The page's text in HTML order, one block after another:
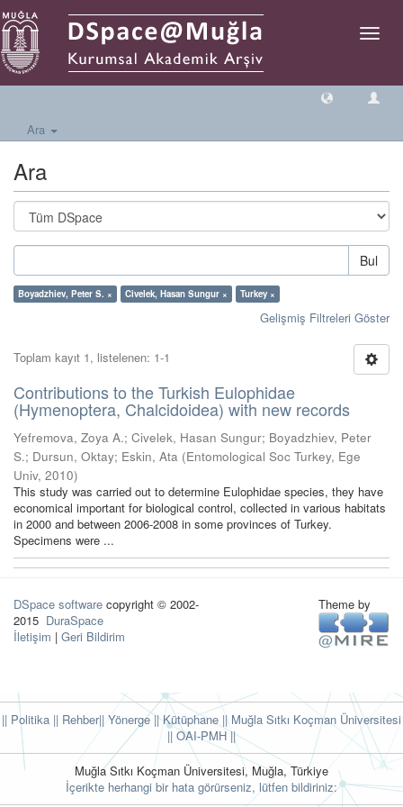
Geçiş
Ara
Ara
Bul
Boyadzhiev, Peter S. × Civelek, Hasan Sungur × Turkey ×
Gelişmiş Filtreleri Göster
Toplam kayıt 1, listelenen: 1-1
Contributions to the Turkish Eulophidae
(Hymenoptera, Chalcidoidea) with new records
Yefremova, Zoya A.; Civelek, Hasan Sungur; Boyadzhiev, Peter
S.; Dursun, Oktay; Eskin, Ata (Entomological Soc Turkey, Ege
Univ, 2010)
This study was carried out to determine Eulophidae species, they have
economical important for biological control, collected in various habitats
in 2000 and between 2006-2008 in some provinces of Turkey.
Specimens were ...
DSpace software copyright © 2002-
2015 DuraSpace
İletişim | Geri Bildirim
Theme by
|| Politika || Rehber|| Yönerge|| Kütüphane || Muğla Sıtkı Koçman Üniversitesi
|| OAI-PMH ||
Muğla Sıtkı Koçman Üniversitesi, Muğla, Türkiye
İçerikte herhangi bir hata görürseniz, lütfen bildiriniz: